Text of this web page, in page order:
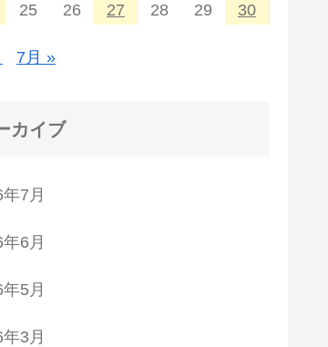
25 26 27 28 29 30
7月 »
カイブ
7月
6月
5月
3月